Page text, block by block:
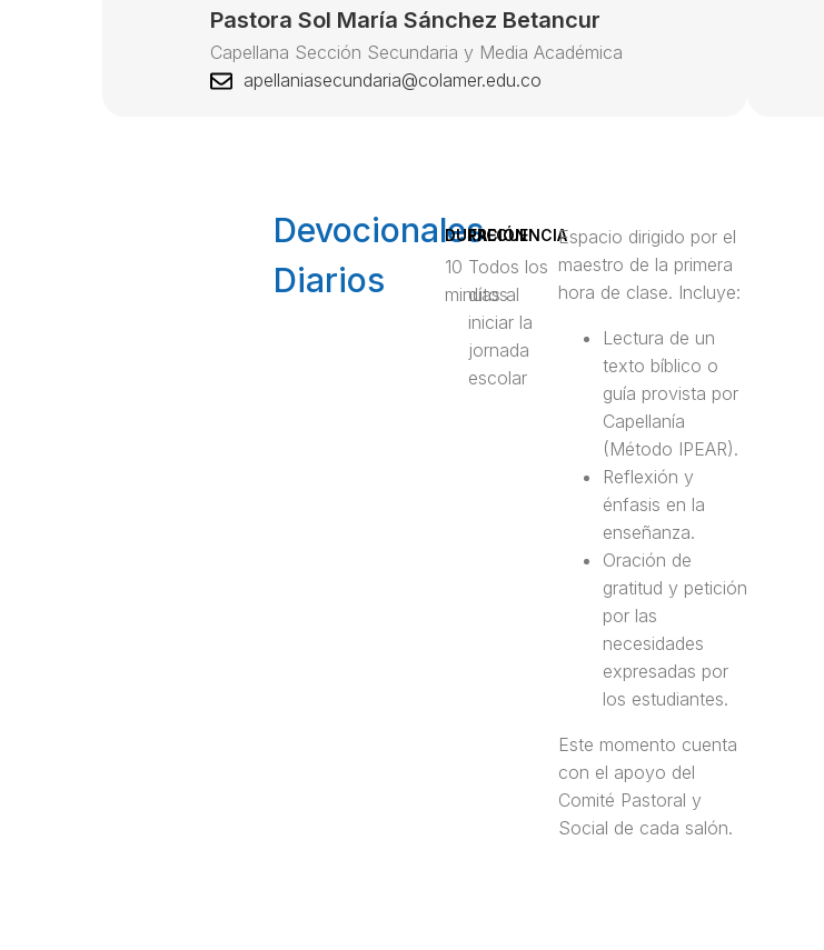
Pastora Sol María Sánchez Betancur
Capellana Sección Secundaria y Media Académica
apellaniasecundaria@colamer.edu.co
Devocionales
Diarios
DURACIÓN
10
minutos
FRECUENCIA
Todos los
días al
iniciar la
jornada
escolar
Espacio dirigido por el
maestro de la primera
hora de clase. Incluye:
Lectura de un
texto bíblico o
guía provista por
Capellanía
(Método IPEAR).
Reflexión y
énfasis en la
enseñanza.
Oración de
gratitud y petición
por las
necesidades
expresadas por
los estudiantes.
Este momento cuenta
con el apoyo del
Comité Pastoral y
Social de cada salón.